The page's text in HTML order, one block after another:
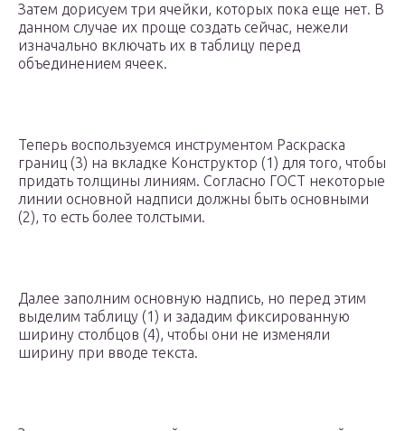
Затем дорисуем три ячейки, которых пока еще нет. В
данном случае их проще создать сейчас, нежели
изначально включать их в таблицу перед
объединением ячеек.
Теперь воспользуемся инструментом Раскраска
границ (3) на вкладке Конструктор (1) для того, чтобы
придать толщины линиям. Согласно ГОСТ некоторые
линии основной надписи должны быть основными
(2), то есть более толстыми.
Далее заполним основную надпись, но перед этим
выделим таблицу (1) и зададим фиксированную
ширину столбцов (4), чтобы они не изменяли
ширину при вводе текста.